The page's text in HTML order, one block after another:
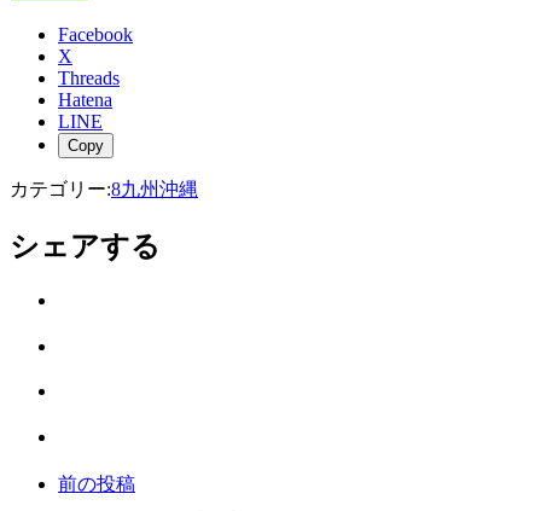
Facebook
X
Threads
Hatena
LINE
Copy
カテゴリー:8九州沖縄
シェアする
ク
マ
ア
シ
前の投稿